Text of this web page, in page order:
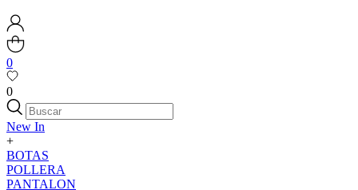
0
0
New In
+
BOTAS
POLLERA
PANTALON